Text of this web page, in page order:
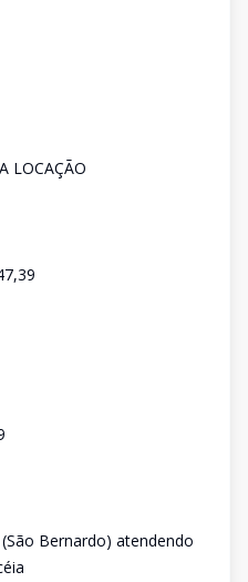
LOCAÇÃO
Bernardo) atendendo